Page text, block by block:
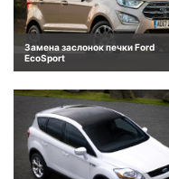
Замена заслонок печки Ford
EcoSport